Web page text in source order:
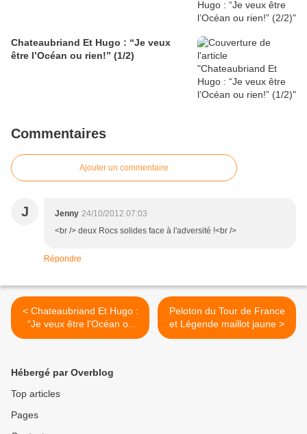
Chateaubriand Et Hugo : “Je veux
être l’Océan ou rien!” (1/2)
Commentaires
Ajouter un commentaire
J Jenny 24/10/2012 07:03
<br /> deux Rocs solides face à l'adversité !<br />
Répondre
< Chateaubriand Et Hugo :
“Je veux être l’Océan ou
rien!” (2/2)
Peloton du Tour de France
et Légende maillot jaune >
Hébergé par Overblog
Top articles
Pages